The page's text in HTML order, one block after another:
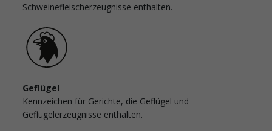
Schweinefleischerzeugnisse enthalten.
Geflügel
Kennzeichen für Gerichte, die Geflügel und
Geflügelerzeugnisse enthalten.